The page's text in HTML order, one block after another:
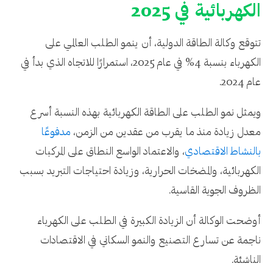
الكهربائية في 2025
تتوقع وكالة الطاقة الدولية، أن ينمو الطلب العالمي على
الكهرباء بنسبة 4% في عام 2025، استمرارًا للاتجاه الذي بدأ في
عام 2024.
ويمثل نمو الطلب على الطاقة الكهربائية بهذه النسبة أسرع
معدل زيادة منذ ما يقرب من عقدين من الزمن، مدفوعًا
بالنشاط الاقتصادي، والاعتماد الواسع النطاق على المركبات
الكهربائية، والمضخات الحرارية، وزيادة احتياجات التبريد بسبب
الظروف الجوية القاسية.
أوضحت الوكالة أن الزيادة الكبيرة في الطلب على الكهرباء
ناجمة عن تسارع التصنيع والنمو السكاني في الاقتصادات
الناشئة.